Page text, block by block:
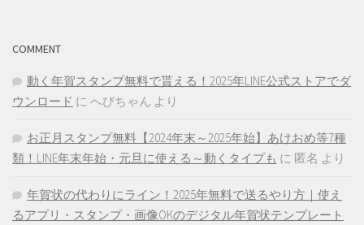
COMMENT
動く年賀スタンプ無料で貰える！2025年LINE公式ストアでダ
ウンロード に へびちゃん より
お正月スタンプ無料【2024年末～2025年始】あけおめ等7種
類！LINE年末年始・元旦に使える～動くタイプも に 匿名 より
年賀状の代わりにライン！2025年無料で送るやり方｜使え
るアプリ・スタンプ・画像OKのデジタル年賀状テンプレート